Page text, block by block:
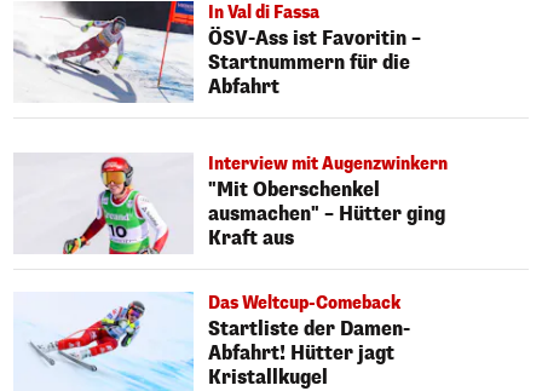
In Val di Fassa
ÖSV-Ass ist Favoritin –
Startnummern für die
Abfahrt
Interview mit Augenzwinkern
"Mit Oberschenkel
ausmachen" – Hütter ging
Kraft aus
Das Weltcup-Comeback
Startliste der Damen-
Abfahrt! Hütter jagt
Kristallkugel